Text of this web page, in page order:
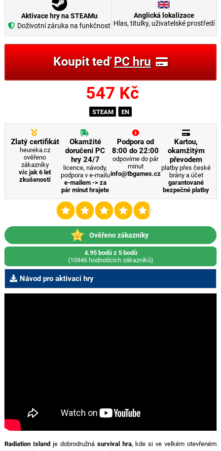
Aktivace hry na STEAMu
Doživotní záruka na funkčnost
Anglická lokalizace
Hlas, titulky, uživatelské prostředí
Koupit teďPC hru
547 Kč
STEAM EN
Zlatý certifikát
heureka.cz
ověřeno
zákazníky
víc jak 6 let
zkušeností
Okamžité
doručení PC
hry 24/7
licence, návody,
podpora v e-mailu
e-mailem -> za
pár minut hrajete
Podpora od
8:00 do 22:00
odpovíme do pár
minut
info@tbgames.cz
Kartou,
okamžitým
převodem
platby přes české
brány a účet
garantované
bezpečné platby
Ověřeno zákazníky
4.95 bodů z 5 bodů
(10946 hodnotících zákazníků)
Návod pro aktivaci hry
Radiation Islandje dobrodružná survival hra, kde si ve velkém otevřeném